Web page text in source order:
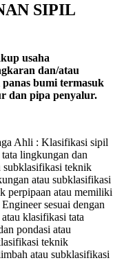
SIPIL
usaha
dan/atau
bumi termasuk
dan pipa penyalur.
Ahli : Klasifikasi sipil
lingkungan dan
subklasifikasi teknik
atau subklasifikasi
perpipaan atau memiliki
sesuai dengan
klasifikasi tata
pondasi atau
teknik
atau subklasifikasi